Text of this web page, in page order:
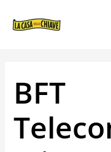
BFT
ARTICOLI